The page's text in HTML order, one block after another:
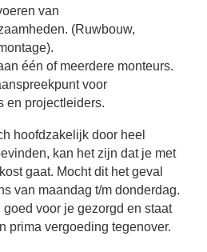
van
(Ruwbouw,
één of meerdere monteurs.
voor
en projectleiders.
hoofdzakelijk door heel
kan het zijn dat je met
gaat. Mocht dit het geval
van maandag t/m donderdag.
voor je gezorgd en staat
prima vergoeding tegenover.